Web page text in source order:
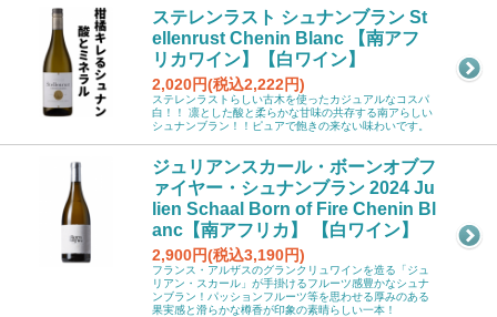
ステレンラスト シュナンブラン St
ellenrust Chenin Blanc 【南アフ
リカワイン】【白ワイン】
2,020円(税込2,222円)
ステレンラストらしい古木を使ったカジュアルなコスパ
白！！ 凛とした酸と柔らかな甘味の共存する南アらしい
シュナンブラン！！ピュアで飽きの来ない味わいです。
ジュリアンスカール・ボーンオブフ
ァイヤー・シュナンブラン 2024 Ju
lien Schaal Born of Fire Chenin Bl
anc【南アフリカ】 【白ワイン】
2,900円(税込3,190円)
フランス・アルザスのグランクリュワインを造る「ジュ
リアン・スカール」が手掛けるフルーツ感豊かなシュナ
ンブラン！パッションフルーツ等を思わせる厚みのある
果実感と滑らかな樽香が印象の素晴らしい一本！